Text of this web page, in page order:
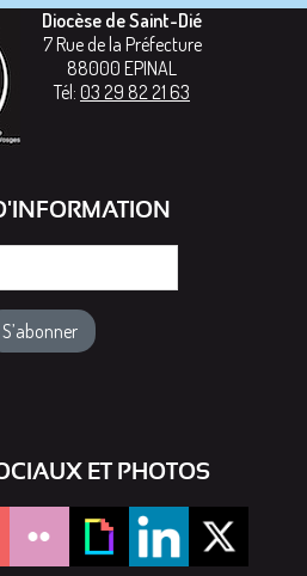
Diocèse de Saint-Dié
7 Rue de la Préfecture
88000 EPINAL
Tél: 03 29 82 21 63
ET PHOTOS